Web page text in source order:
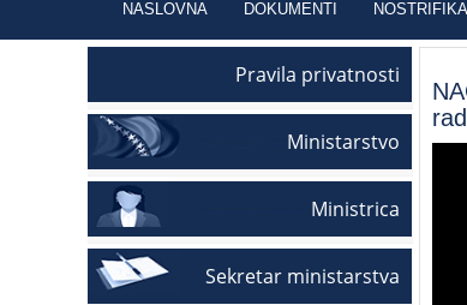
NASLOVNA DOKUMENTI
Pravila privatnosti
Ministarstvo
Ministrica
Sekretar ministarstva